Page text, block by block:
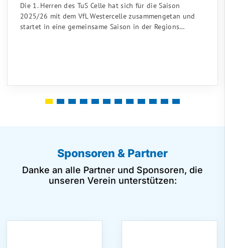
Die 1. Herren des TuS Celle hat sich für die Saison
2025/26 mit dem VfL Westercelle zusammengetan und
startet in eine gemeinsame Saison in der Regions…
Sponsoren & Partner
Danke an alle Partner und Sponsoren, die
unseren Verein unterstützen: